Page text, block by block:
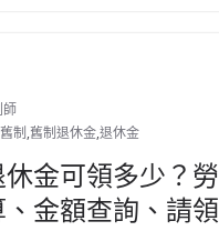
制,舊制退休金,退休金
金可領多少？勞
金額查詢、請領